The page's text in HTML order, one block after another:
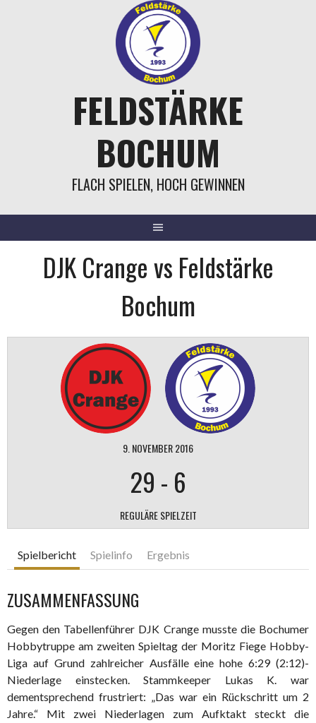
FELDSTÄRKE
BOCHUM
FLACH SPIELEN, HOCH GEWINNEN
DJK Crange vs Feldstärke
Bochum
9. NOVEMBER 2016
29 - 6
REGULÄRE SPIELZEIT
Spielbericht Spielinfo Ergebnis
ZUSAMMENFASSUNG
Gegen den Tabellenführer DJK Crange musste die Bochumer
Hobbytruppe am zweiten Spieltag der Moritz Fiege Hobby-
Liga auf Grund zahlreicher Ausfälle eine hohe 6:29 (2:12)-
Niederlage einstecken. Stammkeeper Lukas K. war
dementsprechend frustriert: „Das war ein Rückschritt um 2
Jahre.“ Mit zwei Niederlagen zum Aufktakt steckt die